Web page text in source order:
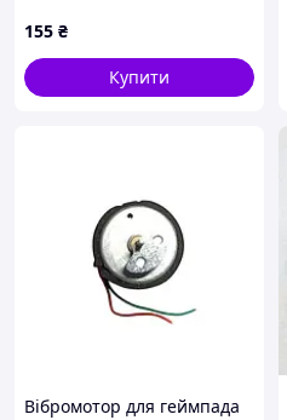
155 ₴
Купити
Вібромотор для геймпада